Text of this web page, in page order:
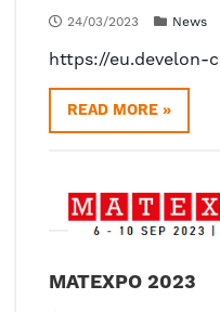
24/03/2023 News
https://eu.develon-
READ MORE »
MATEXPO 2023